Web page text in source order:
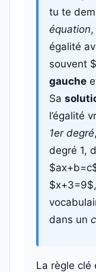
tu te
équation,
égalité
souvent
gauche
Sa
l’égalité
1er degré
degré 1,
dans un
La règle clé